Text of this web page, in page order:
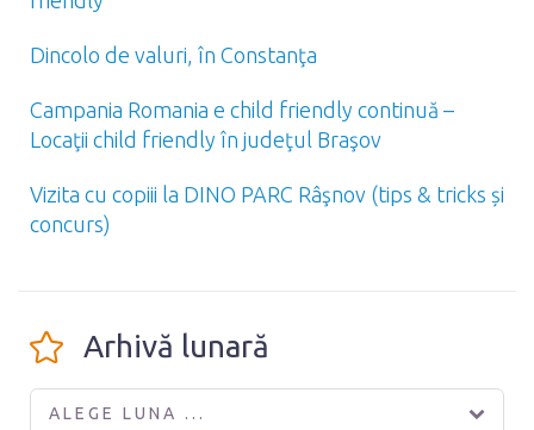
Dincolo de valuri, în Constanţa
Campania Romania e child friendly continuă –
Locaţii child friendly în judeţul Braşov
Vizita cu copiii la DINO PARC Râşnov (tips & tricks și
concurs)
Arhivă lunară
ALEGE LUNA ...